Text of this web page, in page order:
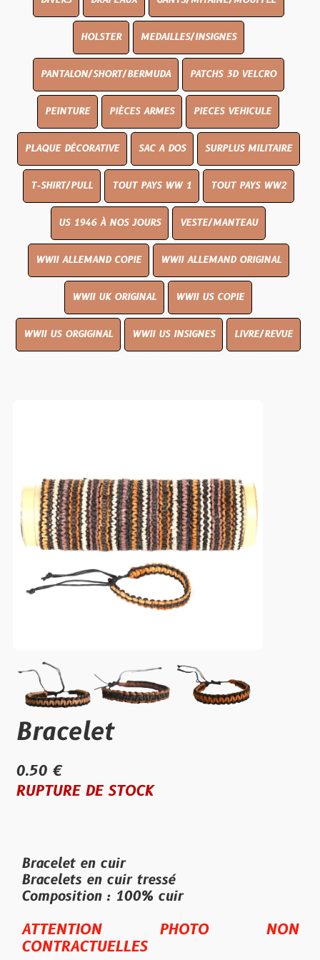
HOLSTER MEDAILLES/INSIGNES
PANTALON/SHORT/BERMUDA PATCHS 3D VELCRO
PEINTURE PIÈCES ARMES PIECES VEHICULE
PLAQUE DÉCORATIVE SAC A DOS SURPLUS MILITAIRE
T-SHIRT/PULL TOUT PAYS WW 1 TOUT PAYS WW2
US 1946 À NOS JOURS VESTE/MANTEAU
WWII ALLEMAND COPIE WWII ALLEMAND ORIGINAL
WWII UK ORIGINAL WWII US COPIE
WWII US ORGIGINAL WWII US INSIGNES LIVRE/REVUE
Bracelet
0.50 €
RUPTURE DE STOCK
Bracelet en cuir
Bracelets en cuir tressé
Composition : 100% cuir
ATTENTION PHOTO NON
CONTRACTUELLES